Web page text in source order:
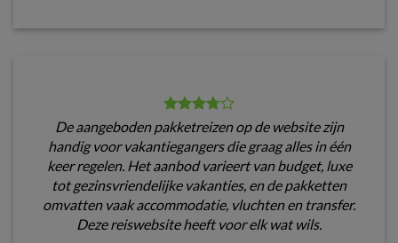
De aangeboden pakketreizen op de website zijn
handig voor vakantiegangers die graag alles in één
keer regelen. Het aanbod varieert van budget, luxe
tot gezinsvriendelijke vakanties, en de pakketten
omvatten vaak accommodatie, vluchten en transfer.
Deze reiswebsite heeft voor elk wat wils.